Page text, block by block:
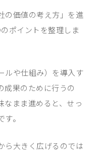
の価値の考え方」を進
ポイントを整理しま
ルや仕組み）を導入す
成果のために行うの
なまま進めると、せっ
。
大きく広げるのでは